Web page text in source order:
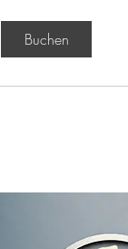
Buchen